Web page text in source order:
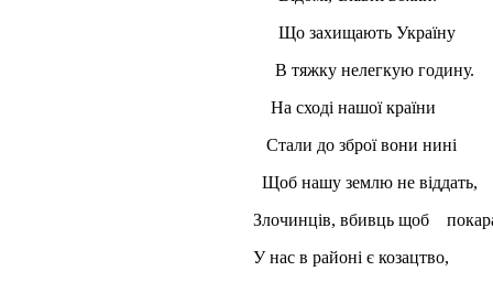
Що захищають Україну
В тяжку нелегкую годину.
На сході нашої країни
Стали до зброї вони нині
Щоб нашу землю не віддать,
Злочинців, вбивць щоб
У нас в районі є козацтво,